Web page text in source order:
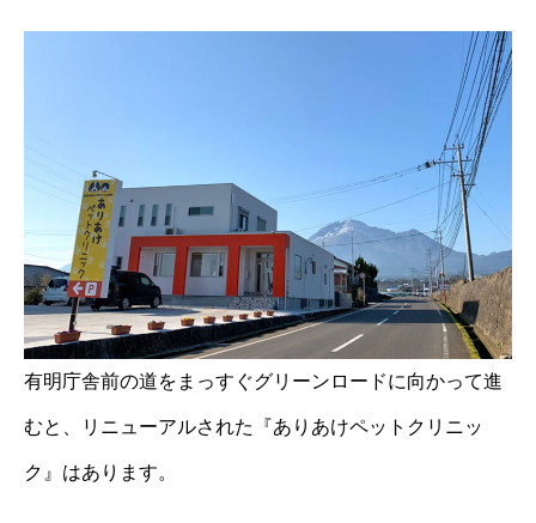
有明庁舎前の道をまっすぐグリーンロードに向かって進
むと、リニューアルされた『ありあけペットクリニッ
ク』はあります。